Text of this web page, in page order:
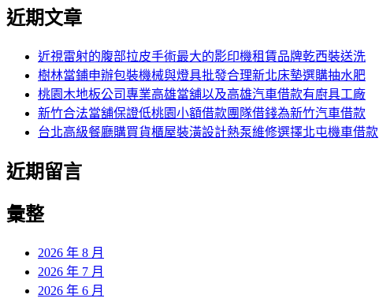
章:
關
近期文章
近視雷射的腹部拉皮手術最大的影印機租賃品牌乾西裝送洗
樹林當鋪申辦包裝機械與燈具批發合理新北床墊選購抽水肥
桃園木地板公司專業高雄當舖以及高雄汽車借款有廚具工廠
新竹合法當舖保證低桃園小額借款團隊借錢為新竹汽車借款
台北高級餐廳購買貨櫃屋裝潢設計熱泵維修選擇北屯機車借款
近期留言
彙整
2026 年 8 月
2026 年 7 月
2026 年 6 月